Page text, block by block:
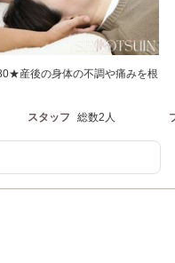
産後の身体の不調や痛みを根
スタッフ 総数2人